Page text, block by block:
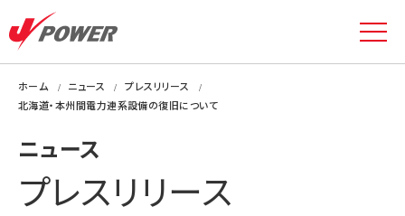
ホーム ニュース
プレスリリース
北海道・本州間電力連系設備の復旧について
ニュース
プレスリリース